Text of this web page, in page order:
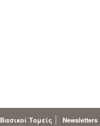
Βασικοί Τομείς Newsletters